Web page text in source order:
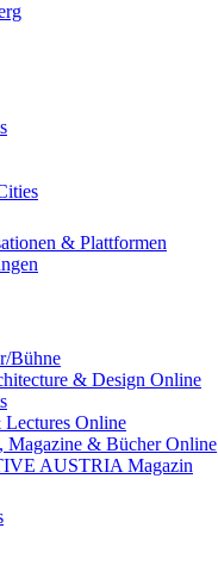
& Plattformen
Bühne
& Design Online
Lectures Online
Magazine & Bücher Online
AUSTRIA Magazin